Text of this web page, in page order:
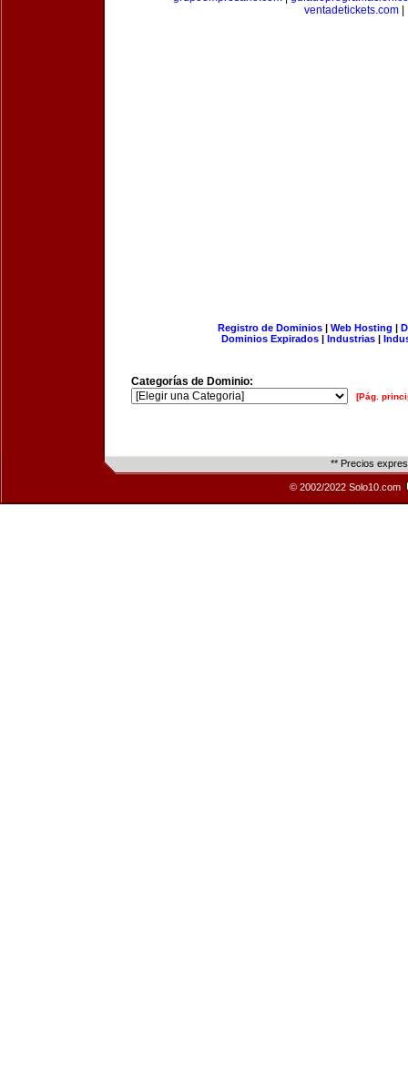
ventadetickets.com
Registro de Dominios| Web Hosting |
Dominios Expirados | Industrias |
Categorías de Dominio:
[Pág.
** Precios
© 2002/2022 Solo10.com